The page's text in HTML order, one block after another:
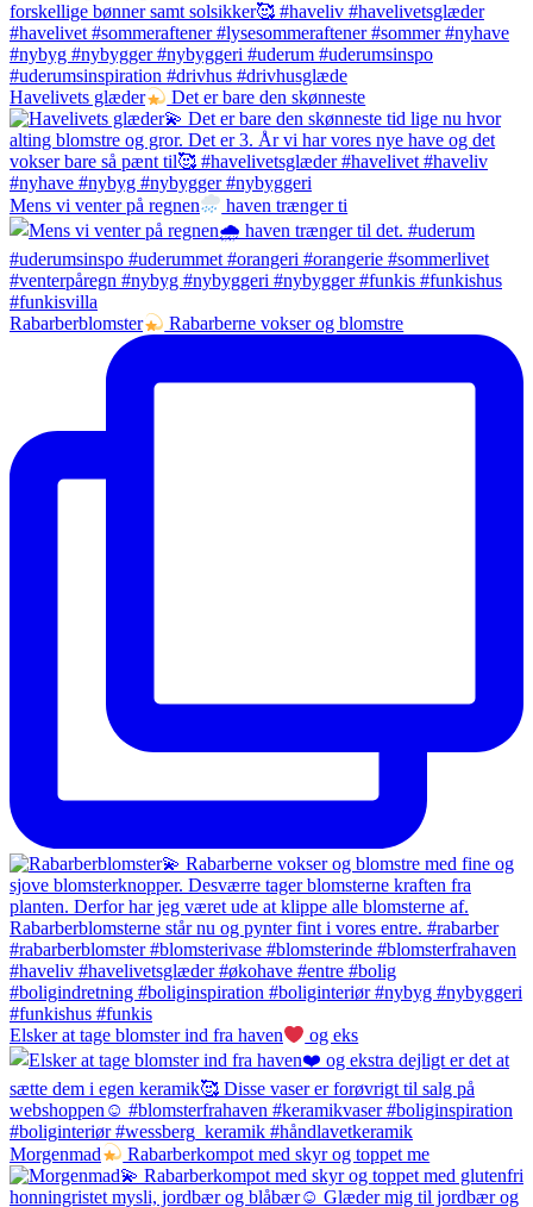
Havelivets glæder Det er bare den skønneste
Mens vi venter på regnen haven trænger ti
Rabarberblomster Rabarberne vokser og blomstre
Elsker at tage blomster ind fra haven og eks
Morgenmad Rabarberkompot med skyr og toppet me